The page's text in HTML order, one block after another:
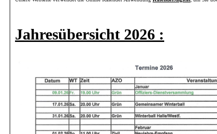
Jahresübersicht 2026 :